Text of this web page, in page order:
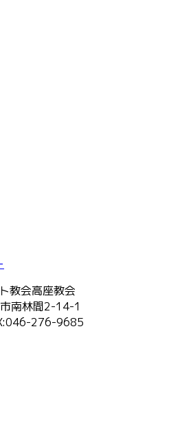
教会高座教会
南林間2-14-1
276-9685